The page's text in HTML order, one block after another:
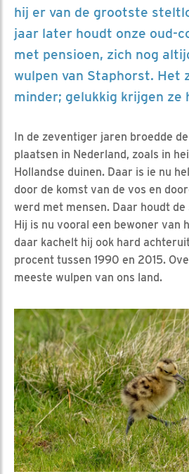
hij er van de grootste
jaar later houdt onze oud-
met pensioen, zich nog
wulpen van Staphorst. Het
minder; gelukkig krijgen ze
In de zeventiger jaren broedde
plaatsen in Nederland, zoals in
Hollandse duinen. Daar is ie nu
door de komst van de vos en
werd met mensen. Daar houdt de
Hij is nu vooral een bewoner van
daar kachelt hij ook hard
procent tussen 1990 en 2015.
meeste wulpen van ons land.